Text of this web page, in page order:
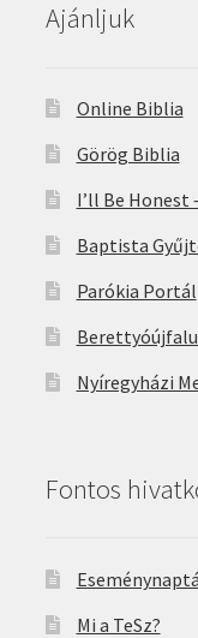
Ajánljuk
Online Biblia
Görög Biblia
I’ll Be Honest
Baptista
Parókia Portál
Nyíregyházi
Fontos
Mi a TeSz?